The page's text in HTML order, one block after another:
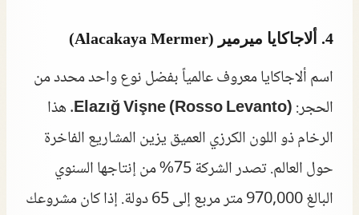
4. ألاجاكايا ميرمير (Alacakaya Mermer)
اسم ألاجاكايا معروف عالمياً بفضل نوع واحد محدد من
الحجر:Elazığ Vişne (Rosso Levanto). هذا
الرخام ذو اللون الكرزي العميق يزين المشاريع الفاخرة
حول العالم. تصدر الشركة 75% من إنتاجها السنوي
البالغ 970,000 متر مربع إلى 65 دولة. إذا كان مشروعك